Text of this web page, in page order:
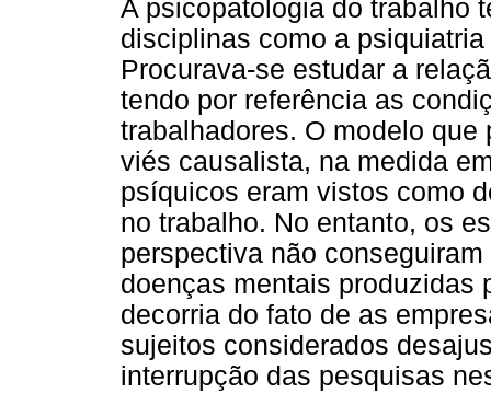
A psicopatologia do trabalho
disciplinas como a
Procurava-se estudar a
tendo por referência as
trabalhadores. O modelo
viés causalista, na medida
psíquicos eram vistos como
no trabalho. No entanto, os
perspectiva não
doenças mentais produzidas
decorria do fato de as
sujeitos considerados
interrupção das pesquisas